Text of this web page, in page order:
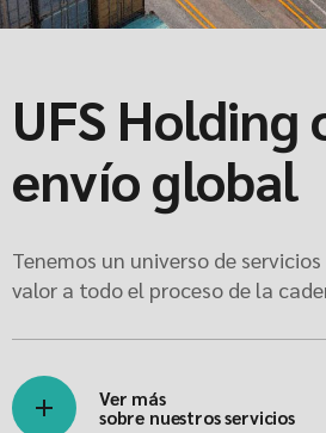
UFS Holding
envío global
Tenemos un universo de
valor a todo el proceso de la
Ver más
sobre nuestros servicios